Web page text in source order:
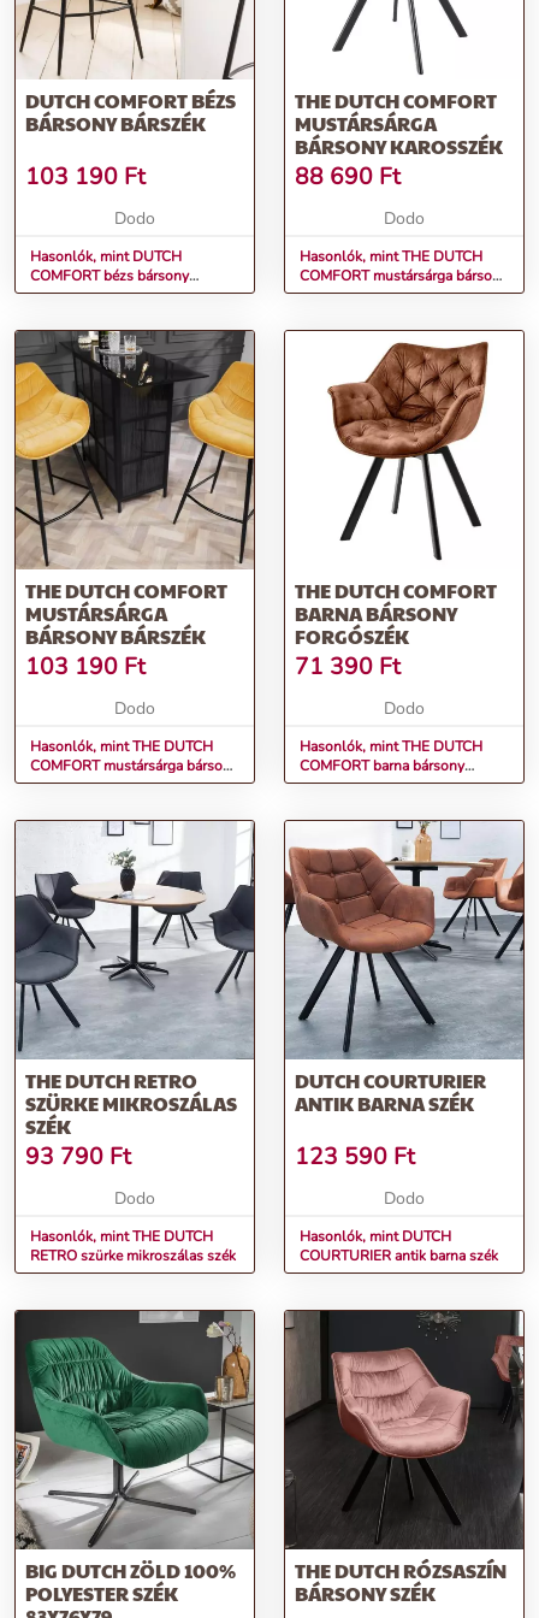
DUTCH COMFORT BÉZS
BÁRSONY BÁRSZÉK
103 190 Ft
Dodo
Hasonlók, mint DUTCH
COMFORT bézs bársony
bárszék
THE DUTCH COMFORT
MUSTÁRSÁRGA
BÁRSONY KAROSSZÉK
88 690 Ft
Dodo
Hasonlók, mint THE DUTCH
COMFORT mustársárga bársony
karosszék
THE DUTCH COMFORT
MUSTÁRSÁRGA
BÁRSONY BÁRSZÉK
103 190 Ft
Dodo
Hasonlók, mint THE DUTCH
COMFORT mustársárga bársony
bárszék
THE DUTCH COMFORT
BARNA BÁRSONY
FORGÓSZÉK
71 390 Ft
Dodo
Hasonlók, mint THE DUTCH
COMFORT barna bársony
forgószék
THE DUTCH RETRO
SZÜRKE MIKROSZÁLAS
SZÉK
93 790 Ft
Dodo
Hasonlók, mint THE DUTCH
RETRO szürke mikroszálas szék
DUTCH COURTURIER
ANTIK BARNA SZÉK
123 590 Ft
Dodo
Hasonlók, mint DUTCH
COURTURIER antik barna szék
BIG DUTCH ZÖLD 100%
POLYESTER SZÉK
THE DUTCH RÓZSASZÍN
BÁRSONY SZÉK